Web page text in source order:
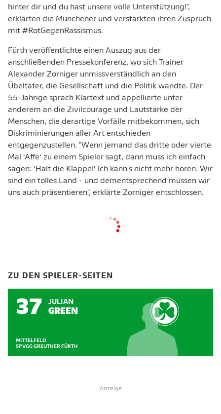
hinter dir und du hast unsere volle Unterstützung!",
erklärten die Münchener und verstärkten ihren Zuspruch
mit #RotGegenRassismus.
Fürth veröffentlichte einen Auszug aus der
anschließenden Pressekonferenz, wo sich Trainer
Alexander Zorniger unmissverständlich an den
Übeltäter, die Gesellschaft und die Politik wandte. Der
55-Jährige sprach Klartext und appellierte unter
anderem an die Zivilcourage und Lautstärke der
Menschen, die derartige Vorfälle mitbekommen, sich
Diskriminierungen aller Art entschieden
entgegenzustellen. "Wenn jemand das dritte oder vierte
Mal ‘Affe‘ zu einem Spieler sagt, dann muss ich einfach
sagen: ‘Halt die Klappe!‘ Ich kann's nicht mehr hören. Wir
sind ein tolles Land - und dementsprechend müssen wir
uns auch präsentieren", erklärte Zorniger entschlossen.
ZU DEN SPIELER-SEITEN
37 JULIAN
GREEN
MITTELFELD
SPVGG GREUTHER FÜRTH
Anzeige